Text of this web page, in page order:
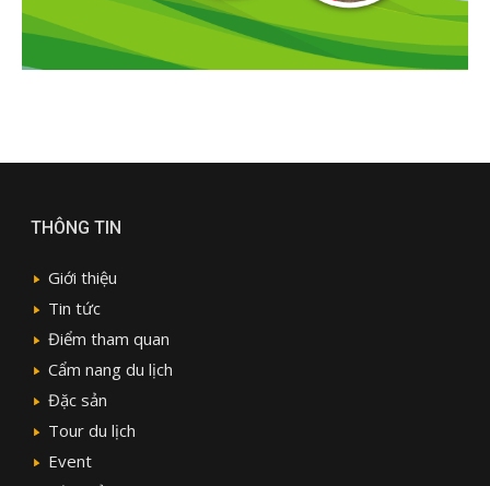
THÔNG TIN
Giới thiệu
Tin tức
Điểm tham quan
Cẩm nang du lịch
Đặc sản
Tour du lịch
Event